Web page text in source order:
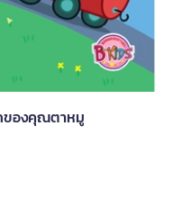
ของคุณตาหมู